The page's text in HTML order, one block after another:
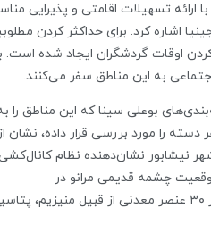
این زمینه با ارائه تسهیلات اقامتی و پذیرایی
اشاره کرد. برای حداکثر کردن
کردن اوقات گردشگران ایجاد شده است.
به این مناطق سفر می‌کنند.
بوعلی سینا که این مناطق را
را مورد بررسی قرار داده، نشان
نیشابور نشان‌دهنده نظام
چشمه قدیمی مرانو در
ایتالیا با قدمتی پنج هزار ساله است. چشمه‌های معدنی مناطق مختلف ایران دارای بیش از ۳۰ عنصر معدنی از قبیل